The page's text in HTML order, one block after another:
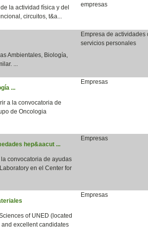
la actividad física y del
circuitos, t&a...
empresas
Ambientales, Biología,
...
Empresa de actividades
servicios personales
...
a la convocatoria de
de Oncologia
Empresas
hep&aacut ...
convocatoria de ayudas
en el Center for
Empresas
of UNED (located
excellent candidates
Empresas